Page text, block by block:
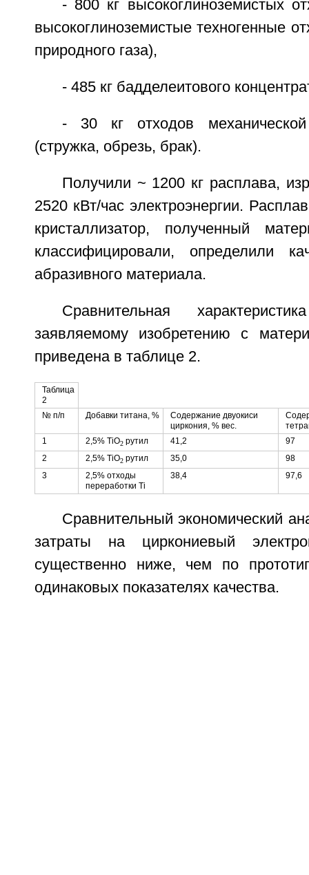
- 800 кг высокоглиноземистых
высокоглиноземистые техногенные
природного газа),
- 485 кг бадделеитового
- 30 кг отходов
(стружка, обрезь, брак).
Получили ~ 1200 кг расплава,
2520 кВт/час электроэнергии.
кристаллизатор, полученный
классифицировали, определили
абразивного материала.
Сравнительная
заявляемому изобретению с
приведена в таблице 2.
Таблица
2
№ п/п
Добавки титана, %
Содержание двуокиси
циркония, % вес.
1
2,5% TiO2рутил 41,2
97
2
2,5% TiO2рутил 35,0
98
3
2,5% отходы
переработки Ti
38,4 97,6
Сравнительный экономический
затраты на циркониевый
существенно ниже, чем по
одинаковых показателях качества.